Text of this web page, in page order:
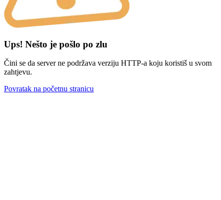
Ups! Nešto je pošlo po zlu
Čini se da server ne podržava verziju HTTP-a koju koristiš u svom
zahtjevu.
Povratak na početnu stranicu